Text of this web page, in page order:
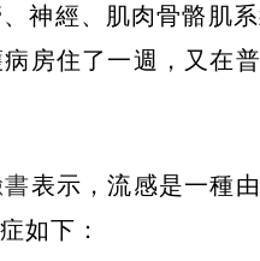
神經、肌肉骨骼肌
房住了一週，又在
書表示，流感是一種
如下：